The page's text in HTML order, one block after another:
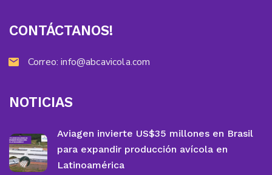
CONTÁCTANOS!
Correo:info@abcavicola.com
NOTICIAS
Aviagen invierte US$35 millones en Brasil
para expandir producción avícola en
Latinoamérica